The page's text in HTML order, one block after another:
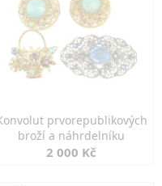
prvorepublikových
broží a náhrdelníku
2 000 Kč